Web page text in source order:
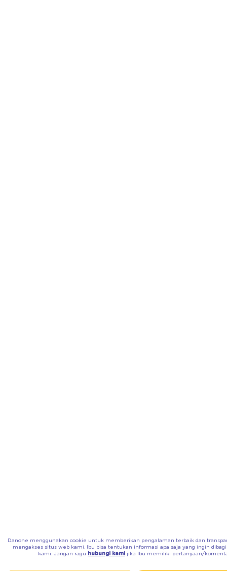
Danone menggunakan cookie untuk memberikan pengalaman terbaik dan
mengakses situs web kami. Ibu bisa tentukan informasi apa saja yang ingin
kami. Jangan ragu hubungi kami jika Ibu memiliki pertanyaan/